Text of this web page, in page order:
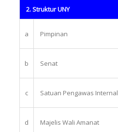
2. Struktur UNY
a Pimpinan
b Senat
c Satuan Pengawas Internal
d Majelis Wali Amanat